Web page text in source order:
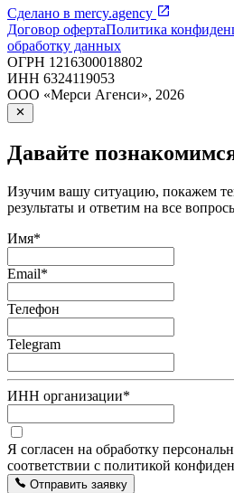
Сделано в mercy.agency
Договор офертаПолитика
обработку данных
ОГРН 1216300018802
ИНН 6324119053
ООО «Мерси Агенси», 2026
Давайте
Изучим вашу ситуацию, покажем
результаты и ответим на все
Имя*
Email*
Телефон
Telegram
ИНН организации*
Я согласен на обработку
соответствии с политикой
Отправить заявку